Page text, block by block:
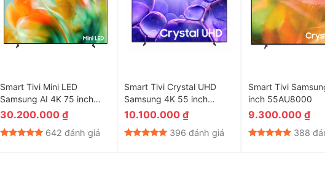
Smart Tivi Mini LED
Samsung AI 4K 75 inch
UA75M8XHA
30.200.000₫
642 đánh giá
Smart Tivi Crystal UHD
Samsung 4K 55 inch
UA55U8550F
10.100.000 ₫
396 đánh giá
Smart Tivi
inch 55AU8000
9.300.000 ₫
388